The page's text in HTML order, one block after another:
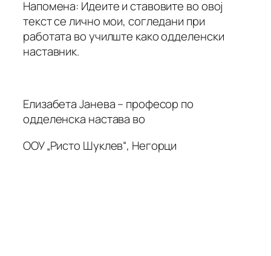
Напомена: Идеите и ставовите во овој
текст се лично мои, согледани при
работата во училште како одделенски
наставник.
Елизабета Јанева – професор по
одделенска настава во
ООУ „Ристо Шуклев“, Негорци